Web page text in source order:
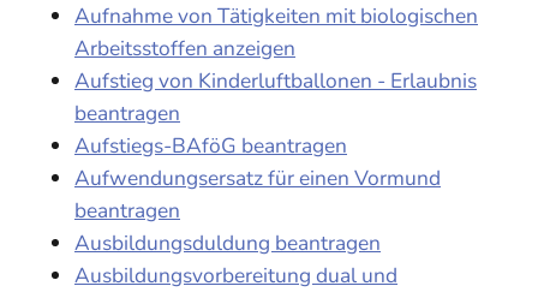
Aufnahme von Tätigkeiten mit biologischen
Arbeitsstoffen anzeigen
Aufstieg von Kinderluftballonen - Erlaubnis
beantragen
Aufstiegs-BAföG beantragen
Aufwendungsersatz für einen Vormund
beantragen
Ausbildungsduldung beantragen
Ausbildungsvorbereitung dual und